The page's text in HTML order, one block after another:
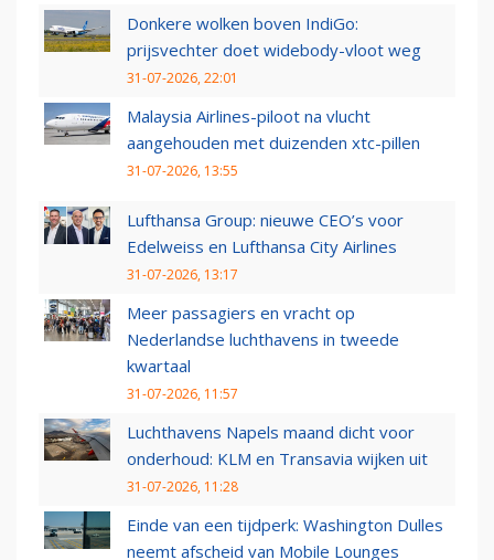
Donkere wolken boven IndiGo:
prijsvechter doet widebody-vloot weg
31-07-2026, 22:01
Malaysia Airlines-piloot na vlucht
aangehouden met duizenden xtc-pillen
31-07-2026, 13:55
Lufthansa Group: nieuwe CEO’s voor
Edelweiss en Lufthansa City Airlines
31-07-2026, 13:17
Meer passagiers en vracht op
Nederlandse luchthavens in tweede
kwartaal
31-07-2026, 11:57
Luchthavens Napels maand dicht voor
onderhoud: KLM en Transavia wijken uit
31-07-2026, 11:28
Einde van een tijdperk: Washington Dulles
neemt afscheid van Mobile Lounges